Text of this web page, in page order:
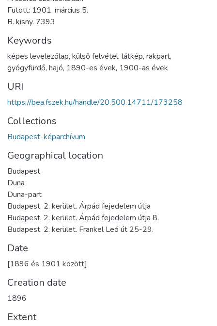
Futott: 1901. március 5.
B. kisny. 7393
Keywords
képes levelezőlap, külső felvétel, látkép, rakpart,
gyógyfürdő, hajó, 1890-es évek, 1900-as évek
URI
https://bea.fszek.hu/handle/20.500.14711/173258
Collections
Budapest-képarchívum
Geographical location
Budapest
Duna
Duna-part
Budapest. 2. kerület. Árpád fejedelem útja
Budapest. 2. kerület. Árpád fejedelem útja 8.
Budapest. 2. kerület. Frankel Leó út 25-29.
Date
[1896 és 1901 között]
Creation date
1896
Extent